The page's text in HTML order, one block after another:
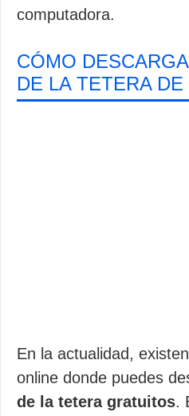
computadora.
CÓMO
DE LA TETERA DE
En la actualidad,
online donde puedes
de la tetera gratuitos.